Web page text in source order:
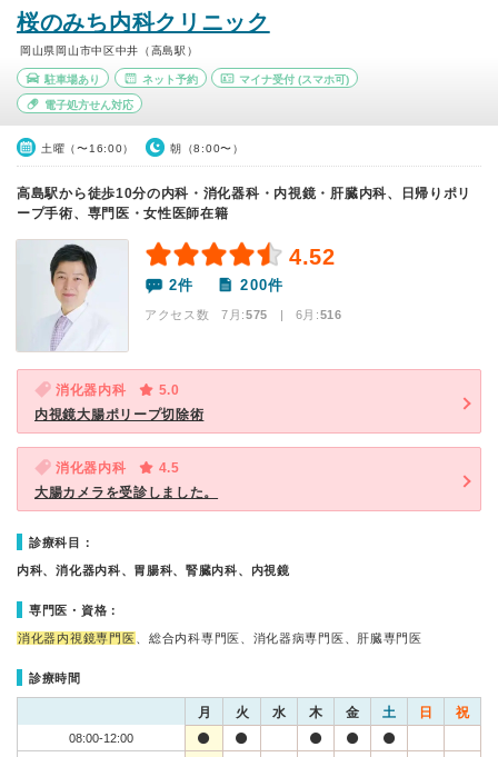
桜のみち内科クリニック
岡山県岡山市中区中井（高島駅）
駐車場あり ネット予約 マイナ受付 (スマホ可)
電子処方せん対応
土曜（〜16:00） 朝（8:00〜）
高島駅から徒歩10分の内科・消化器科・内視鏡・肝臓内科、日帰りポリ
ープ手術、専門医・女性医師在籍
4.52
2件 200件
アクセス数 7月:575 | 6月:516
消化器内科
5.0
内視鏡大腸ポリープ切除術
消化器内科
4.5
大腸カメラを受診しました。
診療科目：
内科、消化器内科、胃腸科、腎臓内科、内視鏡
専門医・資格：
消化器内視鏡専門医 、総合内科専門医、消化器病専門医、肝臓専門医
診療時間
月 火 水 木 金 土 日 祝
08:00-12:00